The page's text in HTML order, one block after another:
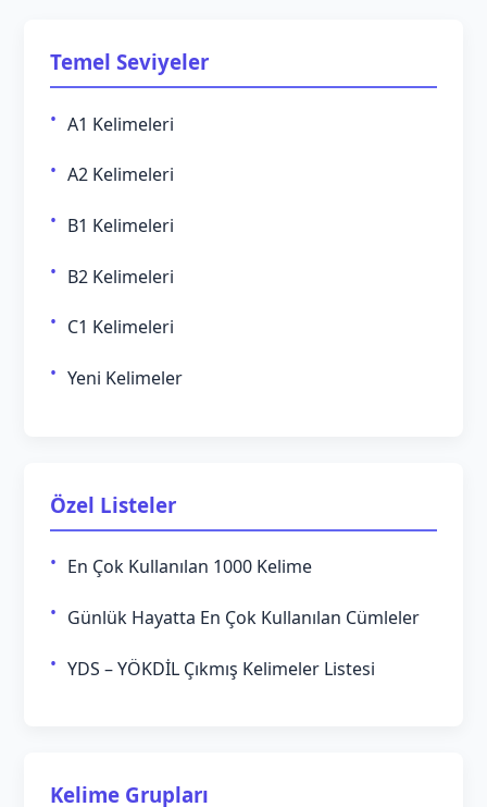
Temel Seviyeler
A1 Kelimeleri
A2 Kelimeleri
B1 Kelimeleri
B2 Kelimeleri
C1 Kelimeleri
Yeni Kelimeler
Özel Listeler
En Çok Kullanılan 1000 Kelime
Günlük Hayatta En Çok Kullanılan Cümleler
YDS – YÖKDİL Çıkmış Kelimeler Listesi
Kelime Grupları